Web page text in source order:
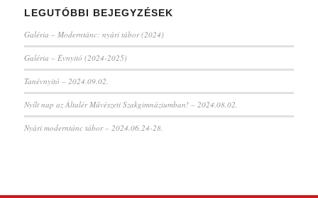
LEGUTÓBBI BEJEGYZÉSEK
Galéria – Moderntánc: nyári tábor (2024)
Galéria – Évnyitó (2024-2025)
Tanévnyitó – 2024.09.02.
Nyílt nap az Általér Művészeti Szakgimnáziumban! – 2024.08.02.
Nyári moderntánc tábor – 2024.06.24-28.